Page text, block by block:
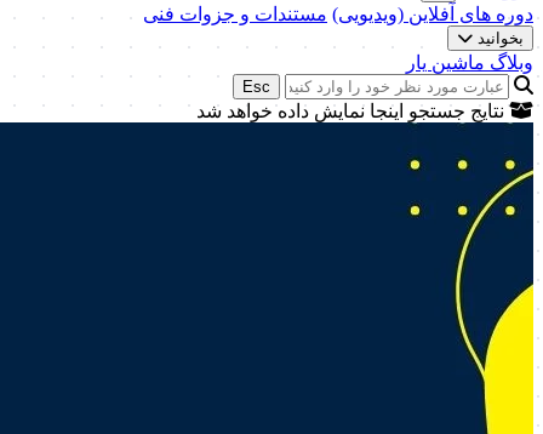
دوره های آفلاین (ویدیویی) مستندات و جزوات فنی
بخوانید
وبلاگ ماشین یار
Esc
نتایج جستجو اینجا نمایش داده خواهد شد